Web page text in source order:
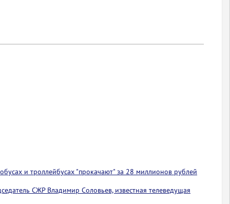
и троллейбусах "прокачают" за 28 миллионов рублей
СЖР Владимир Соловьев, известная телеведущая